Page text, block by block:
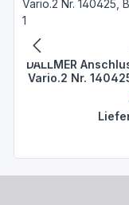
DALLMER
Vario.2 Nr.